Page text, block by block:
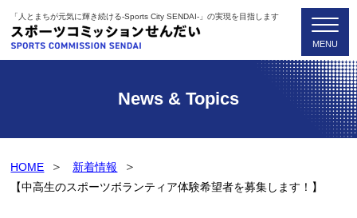
「人とまちが元気に輝き続ける-Sports City SENDAI-」の実現を目指します
News & Topics
HOME
新着情報
【中高生のスポーツボランティア体験希望者を募集します！】